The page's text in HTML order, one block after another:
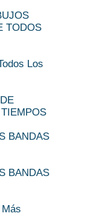
TODOS
Los
BANDAS
BANDAS